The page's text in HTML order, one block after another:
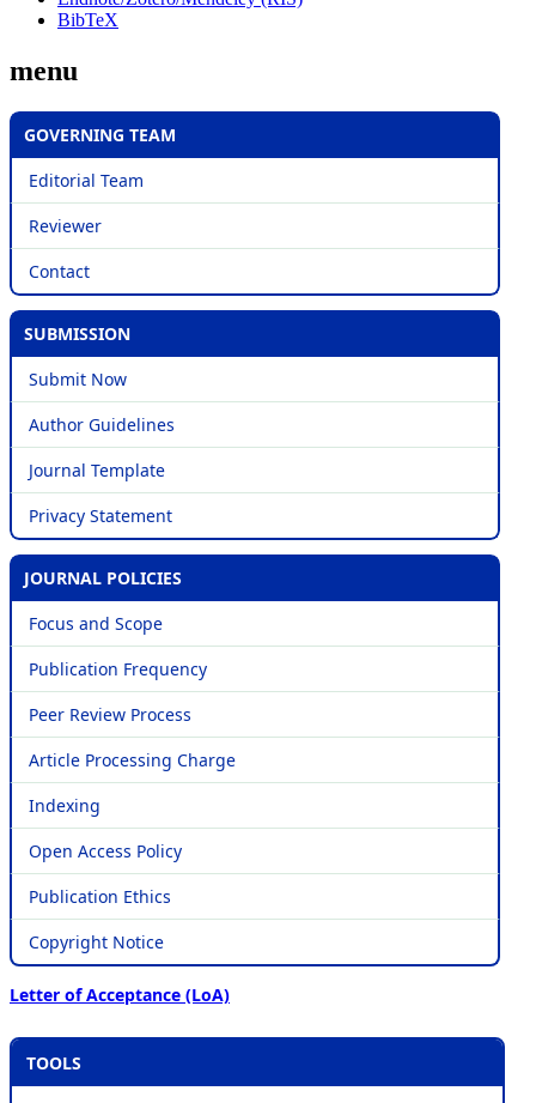
BibTeX
menu
GOVERNING TEAM
Editorial Team
Reviewer
Contact
SUBMISSION
Submit Now
Author Guidelines
Journal Template
Privacy Statement
JOURNAL POLICIES
Focus and Scope
Publication Frequency
Peer Review Process
Article Processing Charge
Indexing
Open Access Policy
Publication Ethics
Copyright Notice
Letter of Acceptance (LoA)
TOOLS